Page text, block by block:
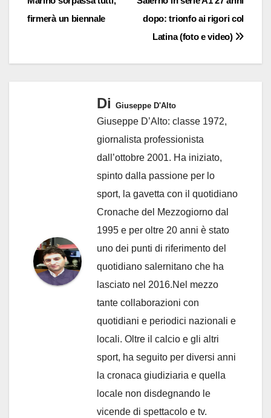
articoli
dopo: trionfo ai rigori col
Latina (foto e video)
firmerà un biennale
Di Giuseppe D'Alto
Giuseppe D’Alto: classe 1972,
giornalista professionista
dall’ottobre 2001. Ha iniziato,
spinto dalla passione per lo
sport, la gavetta con il quotidiano
Cronache del Mezzogiorno dal
1995 e per oltre 20 anni è stato
uno dei punti di riferimento del
quotidiano salernitano che ha
lasciato nel 2016.Nel mezzo
tante collaborazioni con
quotidiani e periodici nazionali e
locali. Oltre il calcio e gli altri
sport, ha seguito per diversi anni
la cronaca giudiziaria e quella
locale non disdegnando le
vicende di spettacolo e tv.